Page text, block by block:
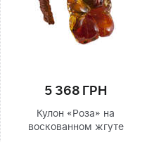
5 368 ГРН
Кулон «Роза» на
воскованном жгуте